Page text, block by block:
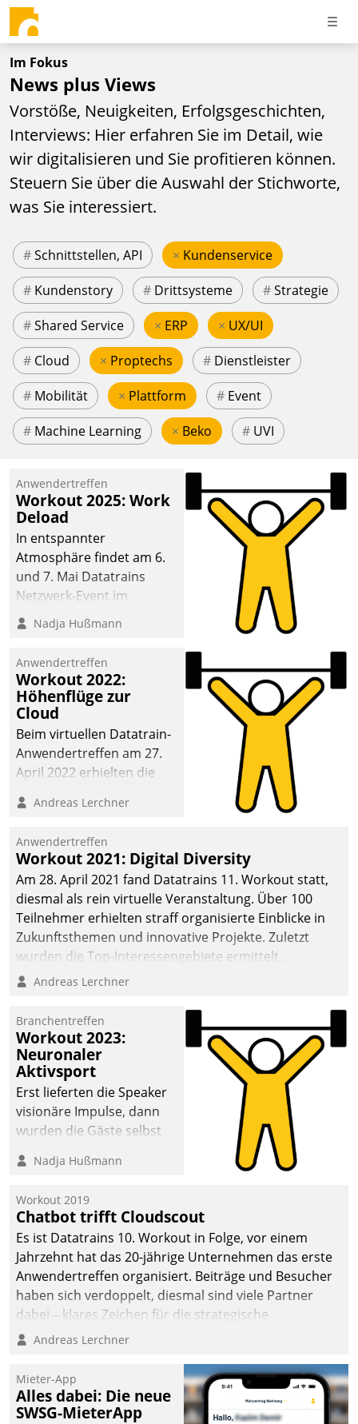
Im Fokus
News plus Views
Vorstöße, Neuigkeiten, Erfolgsgeschichten,
Interviews: Hier erfahren Sie im Detail, wie
wir digitalisieren und Sie profitieren können.
Steuern Sie über die Auswahl der Stichworte,
was Sie interessiert.
#Schnittstellen, API × Kundenservice
# Kundenstory # Drittsysteme #Strategie
#Shared Service × ERP × UX/UI
# Cloud × Proptechs # Dienstleister
# Mobilität × Plattform # Event
# Machine Learning × Beko # UVI
Anwendertreffen
Workout 2025: Work
Deload
In entspannter
Atmosphäre findet am 6.
und 7. Mai Datatrains
Netzwerk-Event im
Kunden- und Partnerkreis
statt. Zentrale Frage: Wie
Mammutprojekte
meistern und Workloads
wuppen – bei zunehmend
anspruchsvollen
Aufgaben und
abnehmendem
Nadja Hußmann
Anwendertreffen
Workout 2022:
Höhenflüge zur
Cloud
Beim virtuellen Datatrain-
Anwendertreffen am 27.
April 2022 erhielten die
Teilnehmer kurzweilige
Cloud-Strategien und -
Lösungen mit hohem
Zukunftspotenzial.
Andreas Lerchner
Anwendertreffen
Workout 2021: Digital Diversity
Am 28. April 2021 fand Datatrains 11. Workout statt,
diesmal als rein virtuelle Veranstaltung. Über 100
Teilnehmer erhielten straff organisierte Einblicke in
Zukunftsthemen und innovative Projekte. Zuletzt
wurden die Top-Interessengebiete ermittelt.
Andreas Lerchner
Branchentreffen
Workout 2023:
Neuronaler
Aktivsport
Erst lieferten die Speaker
visionäre Impulse, dann
wurden die Gäste selbst
methodisch
Quartier. Dazwischen
zeigte Datatrain, was es
Neues zu bieten hat.
Nadja Hußmann
Workout 2019
Chatbot trifft Cloudscout
Es ist Datatrains 10. Workout in Folge, vor einem
Jahrzehnt hat das 20-jährige Unternehmen das erste
Anwendertreffen organisiert. Beiträge und Besucher
haben sich verdoppelt, diesmal sind viele Partner
dabei – klares Zeichen für die strategische
Fokussierung auf den Kunden.
Andreas Lerchner
Mieter-App
Alles dabei: Die neue
SWSG-MieterApp